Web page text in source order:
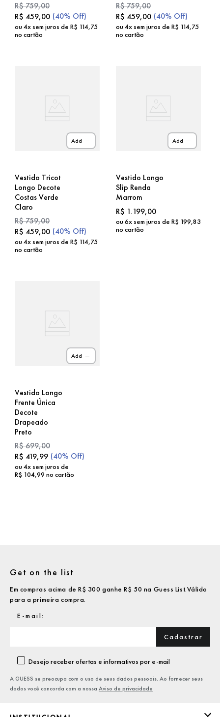
R$759,00
R$ 459,00 (40% Off)
ou4x sem juros de R$ 114,75
no cartão
R$759,00
R$ 459,00 (40% Off)
ou4x sem juros de R$ 114,75
no cartão
Add
Vestido Tricot
Longo Decote
Costas Verde
Claro
R$759,00
R$ 459,00 (40% Off)
ou4x sem juros de R$ 114,75
no cartão
Add
Vestido Longo
Slip Renda
Marrom
R$ 1.199,00
ou6x sem juros de R$ 199,83
no cartão
Add
Vestido Longo
Frente Única
Decote
Drapeado
Preto
R$699,00
R$ 419,99 (40% Off)
ou4x sem juros de
R$ 104,99 no cartão
Get on the list
Em compras acima de R$ 300 ganhe R$ 50 na Guess List.Válido
para a primeira compra.
Cadastrar
Desejo receber ofertas e informativos por e-mail
A GUESS se preocupa com o uso de seus dados pessoais. Ao fornecer seus
dados você concorda com a nossa Aviso de privacidade